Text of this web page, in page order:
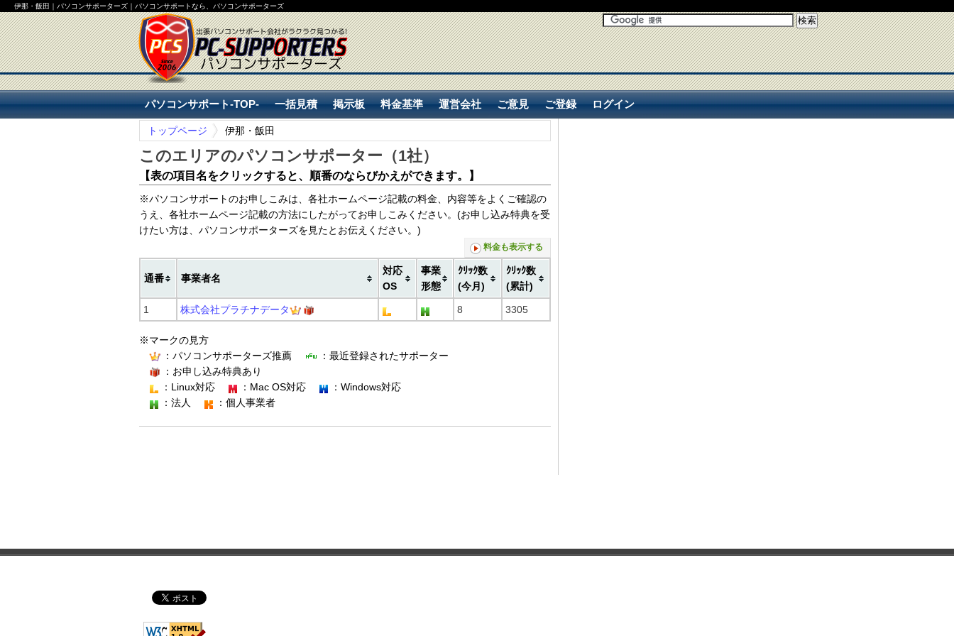
伊那・飯田｜パソコンサポーターズ｜パソコンサポートなら、パソコンサポーターズ
パソコンサポート-TOP-
パソコンサポート-TOP-
一括見積 掲示板 料金基準 運営会社 ご意見 ご登録 ログイン
トップページ 伊那・飯田
このエリアのパソコンサポーター（1社）
【表の項目名をクリックすると、順番のならびかえができます。】
※パソコンサポートのお申しこみは、各社ホームページ記載の料金、内容等をよくご確認の
うえ、各社ホームページ記載の方法にしたがってお申しこみください。(お申し込み特典を受
けたい方は、パソコンサポーターズを見たとお伝えください。)
料金も表示する
通番 事業者名
対応
OS
事業
形態
ｸﾘｯｸ数
(今月)
ｸﾘｯｸ数
(累計)
1 株式会社プラチナデータ 8 3305
※マークの見方
：パソコンサポーターズ推薦
：最近登録されたサポーター
：お申し込み特典あり
：Linux対応
：Mac OS対応
：Windows対応
：法人
：個人事業者